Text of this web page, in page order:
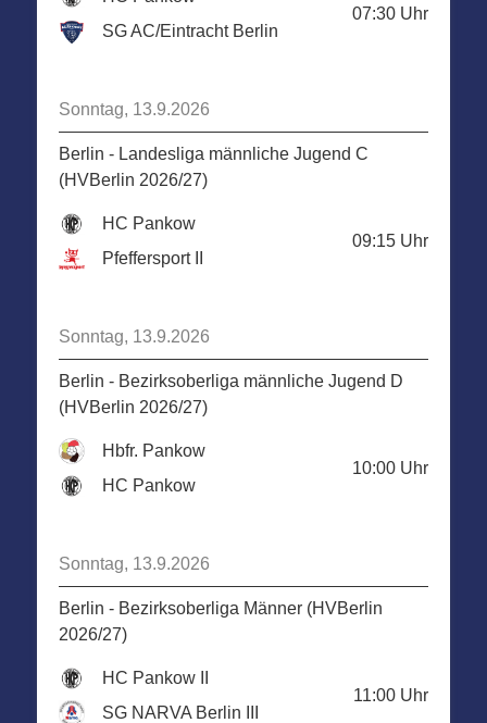
SG AC/Eintracht Berlin
07:30 Uhr
Sonntag, 13.9.2026
Berlin - Landesliga männliche Jugend C
(HVBerlin 2026/27)
HC Pankow
Pfeffersport II
09:15 Uhr
Sonntag, 13.9.2026
Berlin - Bezirksoberliga männliche Jugend D
(HVBerlin 2026/27)
Hbfr. Pankow
HC Pankow
10:00 Uhr
Sonntag, 13.9.2026
Berlin - Bezirksoberliga Männer (HVBerlin
2026/27)
HC Pankow II
SG NARVA Berlin III
11:00 Uhr